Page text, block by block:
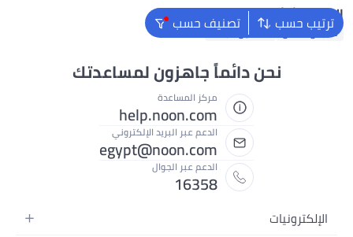
ترتيب حسب تصنيف حسب البحث الشائع
ملابس اطفال فساتين للبنات
نحن دائماً جاهزون لمساعدتك
مركز المساعدة
help.noon.com
الدعم عبر البريد الإلكتروني
egypt@noon.com
الدعم عبر الجوال
16358
الإلكترونيات